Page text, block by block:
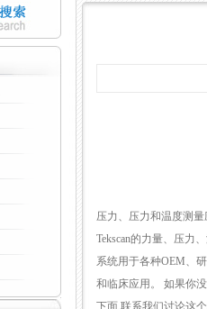
压力、压力和温度测量
Tekscan的力量、压力
系统用于各种OEM、研
和临床应用。 如果你
下面,联系我们讨论这个